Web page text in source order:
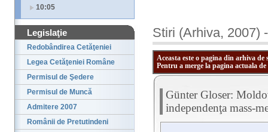
10:05
Legislaţie
Redobândirea Cetăţeniei
Legea Cetăţeniei Române
Permisul de Şedere
Permisul de Muncă
Admitere 2007
Românii de Pretutindeni
Stiri (Arhiva, 2007)
Aceasta este o pagina din arhiva
Pentru a merge la pagina actuala
Günter Gloser:
independenţa mass-